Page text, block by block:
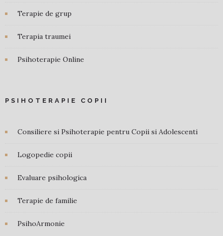
Terapie de grup
Terapia traumei
Psihoterapie Online
PSIHOTERAPIE COPII
Consiliere si Psihoterapie pentru Copii si Adolescenti
Logopedie copii
Evaluare psihologica
Terapie de familie
PsihoArmonie